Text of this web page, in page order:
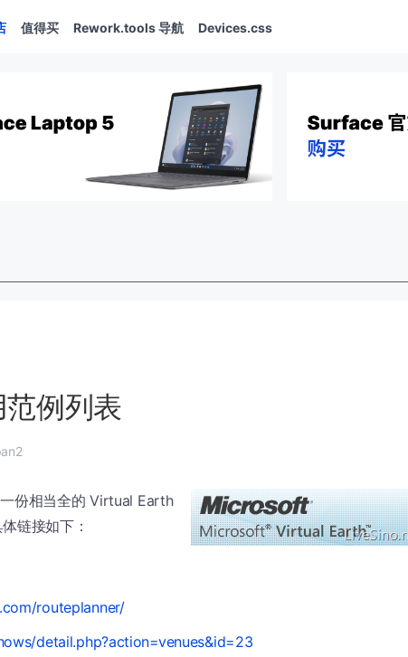
值得买 Rework.tools 导航 Devices.css
例列表
份相当全的 Virtual Earth
链接如下：
routeplanner/
detail.php?action=venues&id=23